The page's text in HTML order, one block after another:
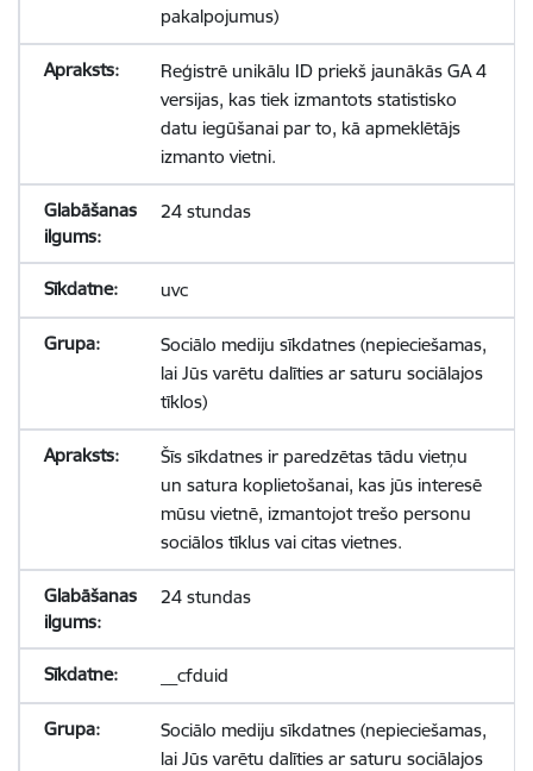
pakalpojumus)
Reģistrē unikālu ID priekš jaunākās GA 4
versijas, kas tiek izmantots statistisko
datu iegūšanai par to, kā apmeklētājs
izmanto vietni.
24 stundas
uvc
Sociālo mediju sīkdatnes (nepieciešamas,
lai Jūs varētu dalīties ar saturu sociālajos
tīklos)
Šīs sīkdatnes ir paredzētas tādu vietņu
un satura koplietošanai, kas jūs interesē
mūsu vietnē, izmantojot trešo personu
sociālos tīklus vai citas vietnes.
24 stundas
__cfduid
Sociālo mediju sīkdatnes (nepieciešamas,
lai Jūs varētu dalīties ar saturu sociālajos